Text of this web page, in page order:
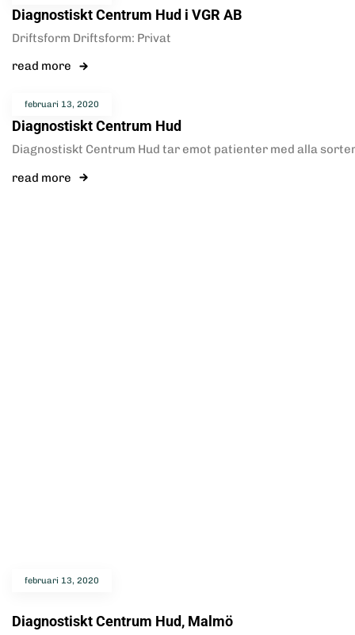
Diagnostiskt Centrum Hud i VGR AB
Driftsform Driftsform: Privat
read more
februari 13, 2020
Diagnostiskt Centrum Hud
Diagnostiskt Centrum Hud tar emot patienter med alla
read more
februari 13, 2020
Diagnostiskt Centrum Hud, Malmö